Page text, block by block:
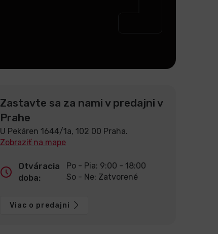
Zastavte sa za nami v predajni v
Prahe
U Pekáren 1644/1a, 102 00 Praha.
Zobraziť na mape
Otváracia
doba:
Po - Pia: 9:00 - 18:00
So - Ne: Zatvorené
Viac o predajni